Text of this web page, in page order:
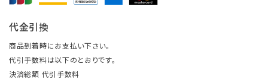
代金引換
商品到着時にお支払い下さい。
代引手数料は以下のとおりです。
決済総額 代引手数料